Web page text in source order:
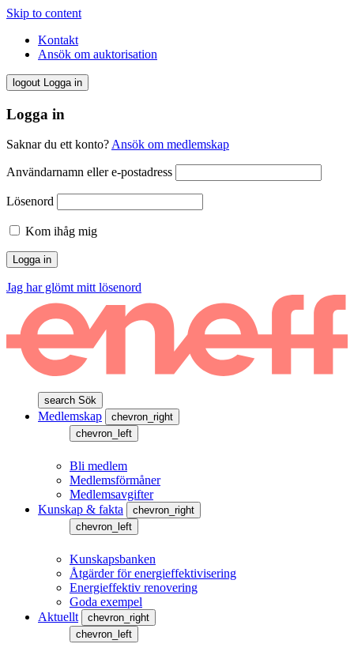
Skip to content
Kontakt
Ansök om auktorisation
logout Logga in
Logga in
Saknar du ett konto?Ansök om medlemskap
Användarnamn eller e-postadress
Lösenord
Kom ihåg mig
Jag har glömt mitt lösenord
search Sök
Medlemskap
chevron_right
chevron_left
Bli medlem
Medlemsförmåner
Medlemsavgifter
Kunskap & fakta
chevron_right
chevron_left
Kunskapsbanken
Åtgärder för energieffektivisering
Energieffektiv renovering
Goda exempel
Aktuellt
chevron_right
chevron_left